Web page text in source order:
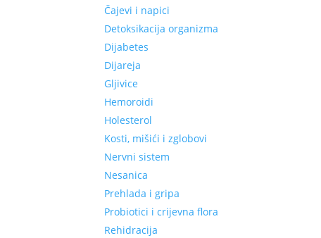
Čajevi i napici
Detoksikacija organizma
Dijabetes
Dijareja
Gljivice
Hemoroidi
Holesterol
Kosti, mišići i zglobovi
Nervni sistem
Nesanica
Prehlada i gripa
Probiotici i crijevna flora
Rehidracija